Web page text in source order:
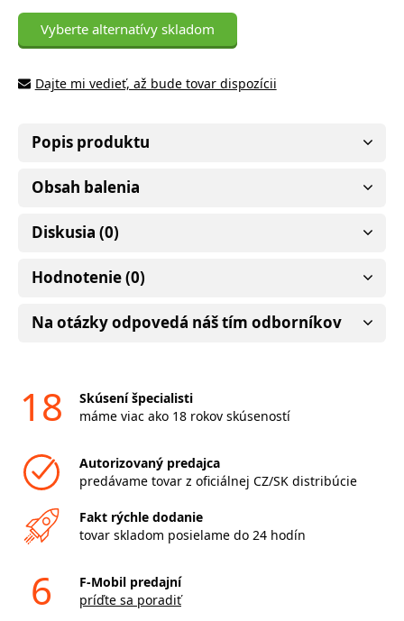
Vyberte alternatívy skladom
Dajte mi vedieť, až bude tovar dispozícii
Popis produktu
Obsah balenia
Diskusia (0)
Hodnotenie (0)
Na otázky odpovedá náš tím odborníkov
18
Skúsení špecialisti
máme viac ako 18 rokov skúseností
Autorizovaný predajca
predávame tovar z oficiálnej CZ/SK distribúcie
Fakt rýchle dodanie
tovar skladom posielame do 24 hodín
6
F-Mobil predajní
príďte sa poradiť